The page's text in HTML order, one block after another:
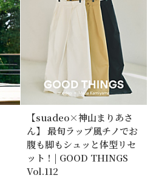
【suadeo×神山まりあさ
ん】 最旬ラップ風チノでお
腹も脚もシュッと体型リセ
ット！| GOOD THINGS
Vol.112